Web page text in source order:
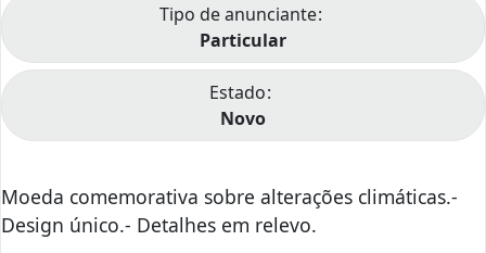
Tipo de anunciante
Particular
Estado
Novo
Moeda comemorativa sobre alterações climáticas.-
Design único.- Detalhes em relevo.